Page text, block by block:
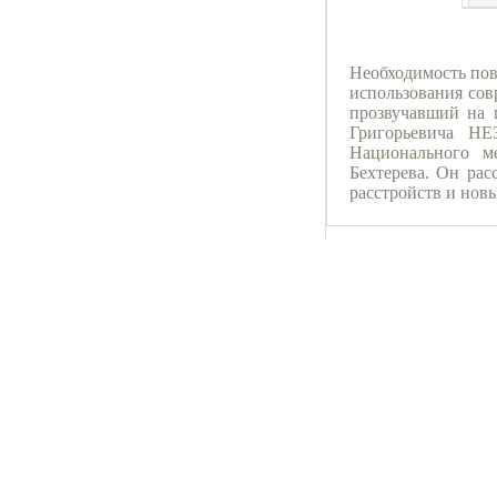
Необходимость
использования
прозвучавший на
Григорьевича
Национального
Бехтерева. Он
расстройств и